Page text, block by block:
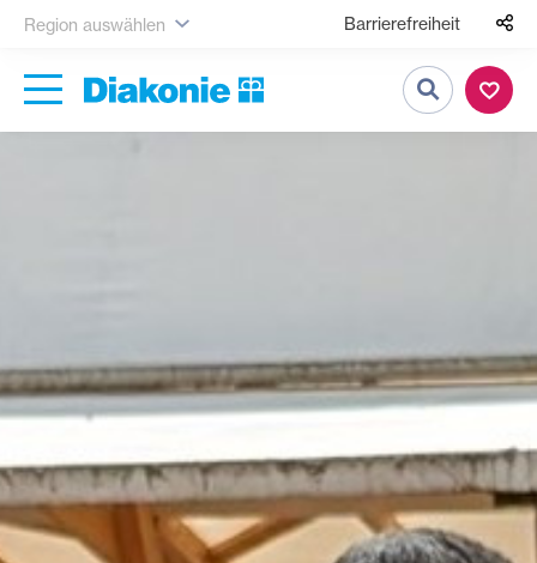
Region auswählen Barrierefreiheit
Suche